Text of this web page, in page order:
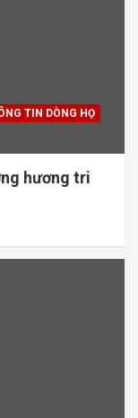
TIN DÒNG HỌ
hương tri